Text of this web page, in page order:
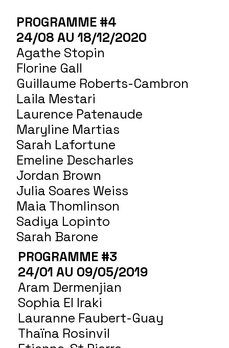
PROGRAMME #4
24/08 AU 18/12/2020
Agathe Stopin
Florine Gall
Guillaume Roberts-Cambron
Laila Mestari
Laurence Patenaude
Maryline Martias
Sarah Lafortune
Emeline Descharles
Jordan Brown
Julia Soares Weiss
Maia Thomlinson
Sadiya Lopinto
Sarah Barone
PROGRAMME #3
24/01 AU 09/05/2019
Aram Dermenjian
Sophia El Iraki
Lauranne Faubert-Guay
Thaïna Rosinvil